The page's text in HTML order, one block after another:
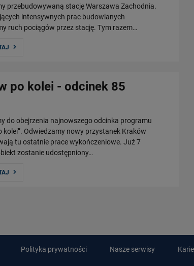
przebudowywaną stację Warszawa Zachodnia.
intensywnych prac budowlanych
ruch pociągów przez stację. Tym razem…
po kolei - odcinek 85
do obejrzenia najnowszego odcinka programu
kolei”. Odwiedzamy nowy przystanek Kraków
tu ostatnie prace wykończeniowe. Już 7
zostanie udostępniony…
Polityka prywatności Nasze serwisy